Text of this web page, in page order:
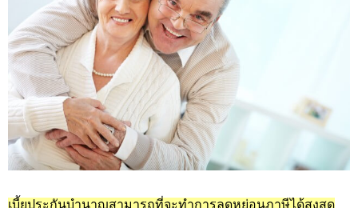
เบี้ยประกันบำนาญสามารถที่จะทำการลดหย่อนภาษีได้สูงสุด